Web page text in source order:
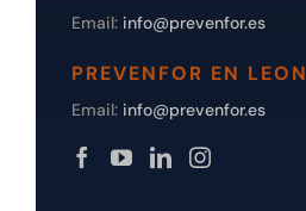
Email: info@prevenfor.es
PREVENFOR EN LEON
Email: info@prevenfor.es